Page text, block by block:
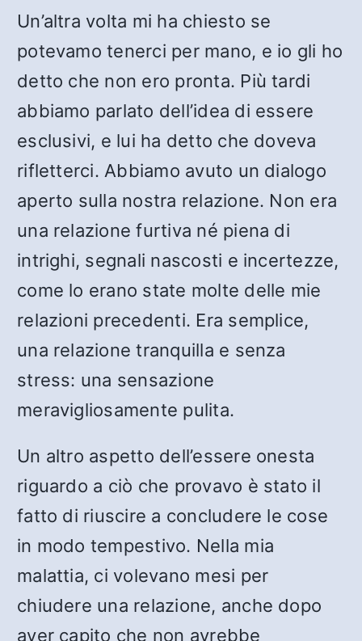
Un’altra volta mi ha chiesto se
potevamo tenerci per mano, e io gli ho
detto che non ero pronta. Più tardi
abbiamo parlato dell’idea di essere
esclusivi, e lui ha detto che doveva
rifletterci. Abbiamo avuto un dialogo
aperto sulla nostra relazione. Non era
una relazione furtiva né piena di
intrighi, segnali nascosti e incertezze,
come lo erano state molte delle mie
relazioni precedenti. Era semplice,
una relazione tranquilla e senza
stress: una sensazione
meravigliosamente pulita.
Un altro aspetto dell’essere onesta
riguardo a ciò che provavo è stato il
fatto di riuscire a concludere le cose
in modo tempestivo. Nella mia
malattia, ci volevano mesi per
chiudere una relazione, anche dopo
aver capito che non avrebbe